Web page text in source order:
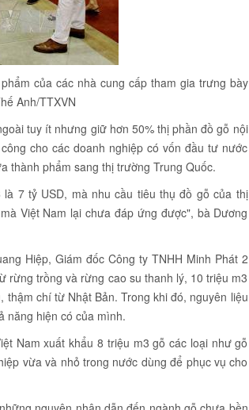
của các nhà cung cấp tham gia trưng bày
Anh/TTXVN
tuy ít nhưng giữ hơn 50% thị phần đồ gỗ nội
cho các doanh nghiệp có vốn đầu tư nước
thành phẩm sang thị trường Trung Quốc.
7 tỷ USD, mà nhu cầu tiêu thụ đồ gỗ của thị
Việt Nam lại chưa đáp ứng được", bà Dương
Hiệp, Giám đốc Công ty TNHH Minh Phát 2
rừng trồng và rừng cao su thanh lý, 10 triệu m3
chí từ Nhật Bản. Trong khi đó, nguyên liệu
năng hiện có của mình.
Nam xuất khẩu 8 triệu m3 gỗ các loại như gỗ
vừa và nhỏ trong nước dùng để phục vụ cho